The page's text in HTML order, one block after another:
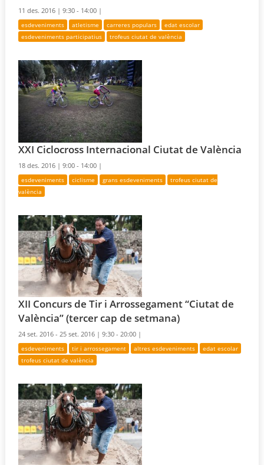
11 des. 2016 |9:30 - 14:00 |
esdeveniments atletisme carreres populars
edat escolar
esdeveniments participatius
trofeus ciutat de valència
XXI Ciclocross Internacional Ciutat de València
18 des. 2016 |9:00 - 14:00 |
esdeveniments ciclisme grans esdeveniments
trofeus ciutat de
valència
XII Concurs de Tir i Arrossegament “Ciutat de
València” (tercer cap de setmana)
24 set. 2016 - 25 set. 2016 |9:30 - 20:00 |
esdeveniments tir i arrossegament altres esdeveniments
edat escolar
trofeus ciutat de valència